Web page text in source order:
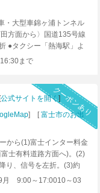
・大型車錦ヶ浦トンネル
方面から〉国道135号線
●タクシー「熱海駅」よ
熱海駅」より伊東・網代
」より約13分、熱海城前
乗降自由、1回乗車250円
まで
クーポンあり
公式サイトを開く]
] [富士市のお出
から(1)富士インター料金
士有料道路方面へ)。(2)
り、信号を左折。(3)約
(県道72号へ)。(4)約3km
へ)。(5)約3km先で県道
月 9:00～17:0010～03